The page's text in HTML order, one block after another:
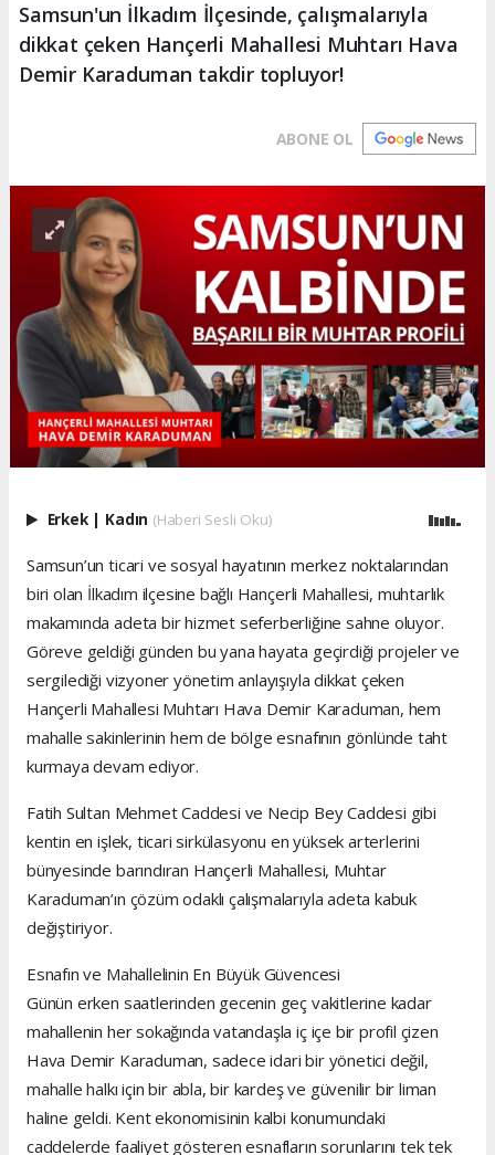
Samsun'un İlkadım İlçesinde, çalışmalarıyla
dikkat çeken Hançerli Mahallesi Muhtarı Hava
Demir Karaduman takdir topluyor!
ABONE OL
Erkek | Kadın (Haberi Sesli Oku)
Samsun’un ticari ve sosyal hayatının merkez noktalarından
biri olan İlkadım ilçesine bağlı Hançerli Mahallesi, muhtarlık
makamında adeta bir hizmet seferberliğine sahne oluyor.
Göreve geldiği günden bu yana hayata geçirdiği projeler ve
sergilediği vizyoner yönetim anlayışıyla dikkat çeken
Hançerli Mahallesi Muhtarı Hava Demir Karaduman, hem
mahalle sakinlerinin hem de bölge esnafının gönlünde taht
kurmaya devam ediyor.
Fatih Sultan Mehmet Caddesi ve Necip Bey Caddesi gibi
kentin en işlek, ticari sirkülasyonu en yüksek arterlerini
bünyesinde barındıran Hançerli Mahallesi, Muhtar
Karaduman’ın çözüm odaklı çalışmalarıyla adeta kabuk
değiştiriyor.
Esnafın ve Mahallelinin En Büyük Güvencesi
Günün erken saatlerinden gecenin geç vakitlerine kadar
mahallenin her sokağında vatandaşla iç içe bir profil çizen
Hava Demir Karaduman, sadece idari bir yönetici değil,
mahalle halkı için bir abla, bir kardeş ve güvenilir bir liman
haline geldi. Kent ekonomisinin kalbi konumundaki
caddelerde faaliyet gösteren esnafların sorunlarını tek tek